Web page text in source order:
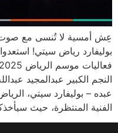
عِش أمسية لا تُنسى مع صوت
بوليفارد رياض سيتي!
عبده – بوليفارد سيتي،
الفنية المنتظرة، حيث